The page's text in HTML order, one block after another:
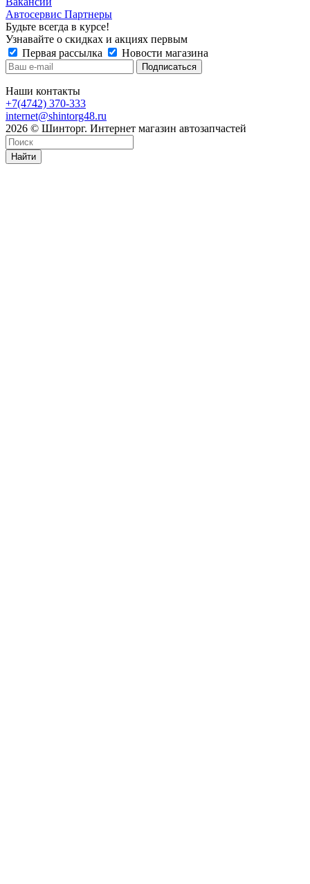
Автосервис Партнеры
Будьте всегда в курсе!
Узнавайте о скидках и акциях первым
Первая рассылка
Новости магазина
Наши контакты
+7(4742) 370-333
internet@shintorg48.ru
2026 © Шинторг. Интернет магазин автозапчастей
Найти